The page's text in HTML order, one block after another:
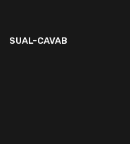
SUAL-CAVAB